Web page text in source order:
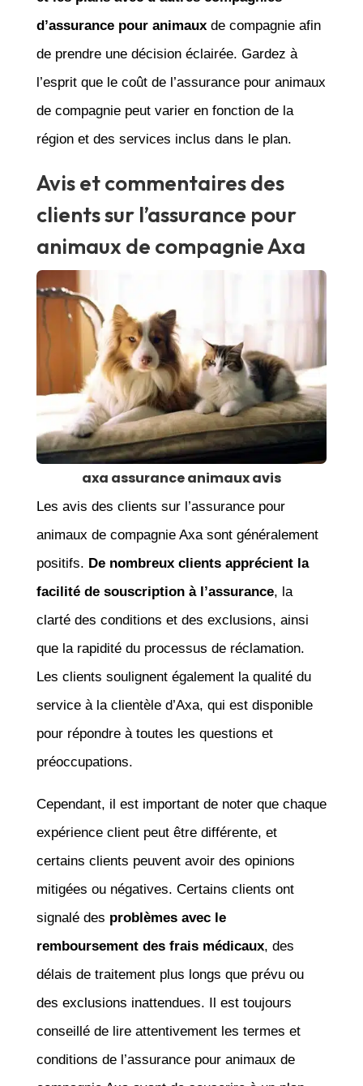
d’assurance pour animauxde compagnie afin
de prendre une décision éclairée. Gardez à
l’esprit que le coût de l’assurance pour animaux
de compagnie peut varier en fonction de la
région et des services inclus dans le plan.
Avis et commentaires des
clients sur l’assurance pour
animaux de compagnie Axa
axa assurance animaux avis
Les avis des clients sur l’assurance pour
animaux de compagnie Axa sont généralement
positifs. De nombreux clients apprécient la
facilité de souscription à l’assurance, la
clarté des conditions et des exclusions, ainsi
que la rapidité du processus de réclamation.
Les clients soulignent également la qualité du
service à la clientèle d’Axa, qui est disponible
pour répondre à toutes les questions et
préoccupations.
Cependant, il est important de noter que chaque
expérience client peut être différente, et
certains clients peuvent avoir des opinions
mitigées ou négatives. Certains clients ont
signalé des problèmes avec le
remboursement des frais médicaux, des
délais de traitement plus longs que prévu ou
des exclusions inattendues. Il est toujours
conseillé de lire attentivement les termes et
conditions de l’assurance pour animaux de